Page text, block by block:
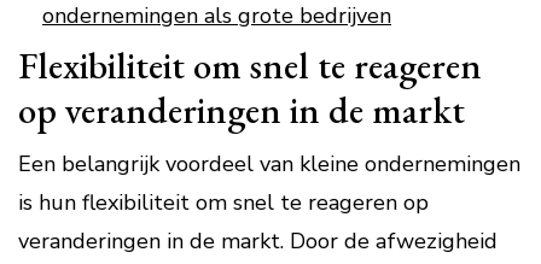
ondernemingen als grote bedrijven
Flexibiliteit om snel te reageren
op veranderingen in de markt
Een belangrijk voordeel van kleine ondernemingen
is hun flexibiliteit om snel te reageren op
veranderingen in de markt. Door de afwezigheid